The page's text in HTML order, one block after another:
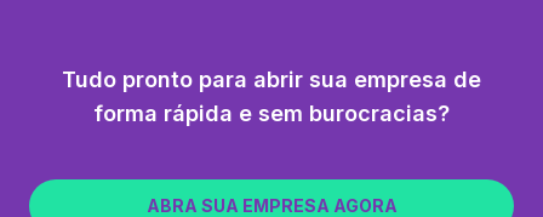
Tudo pronto para abrir sua empresa de
forma rápida e sem burocracias?
ABRA SUA EMPRESA AGORA